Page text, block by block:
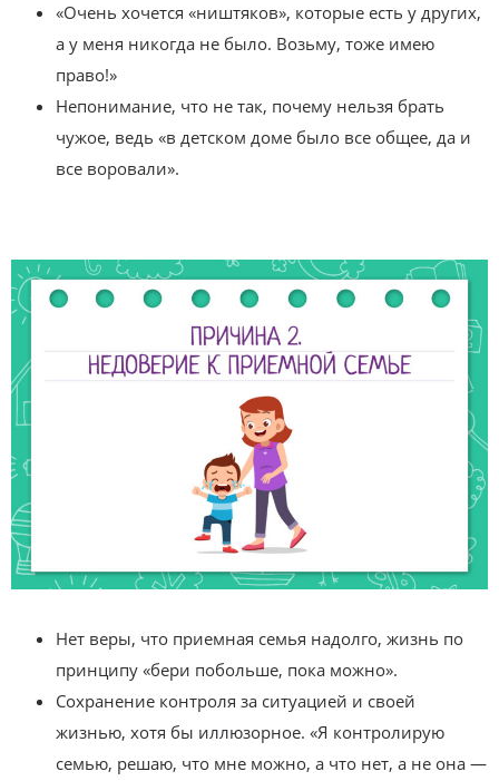
«Очень хочется «ништяков», которые есть у других,
а у меня никогда не было. Возьму, тоже имею
право!»
Непонимание, что не так, почему нельзя брать
чужое, ведь «в детском доме было все общее, да и
все воровали».
Нет веры, что приемная семья надолго, жизнь по
принципу «бери побольше, пока можно».
Сохранение контроля за ситуацией и своей
жизнью, хотя бы иллюзорное. «Я контролирую
семью, решаю, что мне можно, а что нет, а не она —